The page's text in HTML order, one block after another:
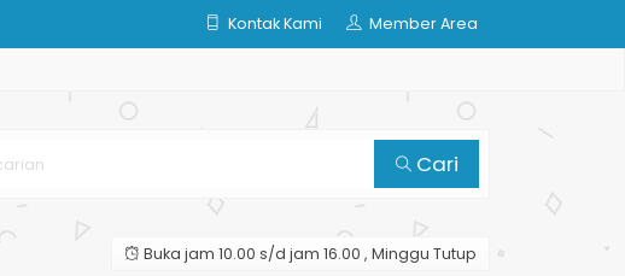
Kontak Kami Member Area
Cari
Buka jam 10.00 s/d jam 16.00 , Minggu Tutup